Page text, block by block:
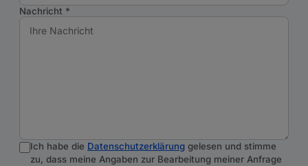
Nachricht *
Ich habe die Datenschutzerklärung gelesen und stimme
zu, dass meine Angaben zur Bearbeitung meiner Anfrage